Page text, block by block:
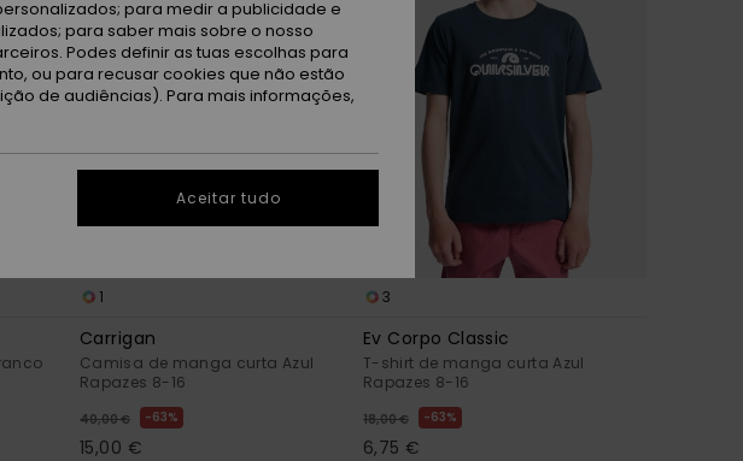
1
Carrigan
Camisa de manga curta Azul
Rapazes 8-16
40,00 € 63%
15,00 €
3
Ev Corpo Classic
T-shirt de manga curta Azul
Rapazes 8-16
18,00 € 63%
6,75 €
para medir a publicidade e
para saber mais sobre o nosso
Podes definir as tuas escolhas para
ou para recusar cookies que não estão
de audiências). Para mais informações,
Aceitar tudo